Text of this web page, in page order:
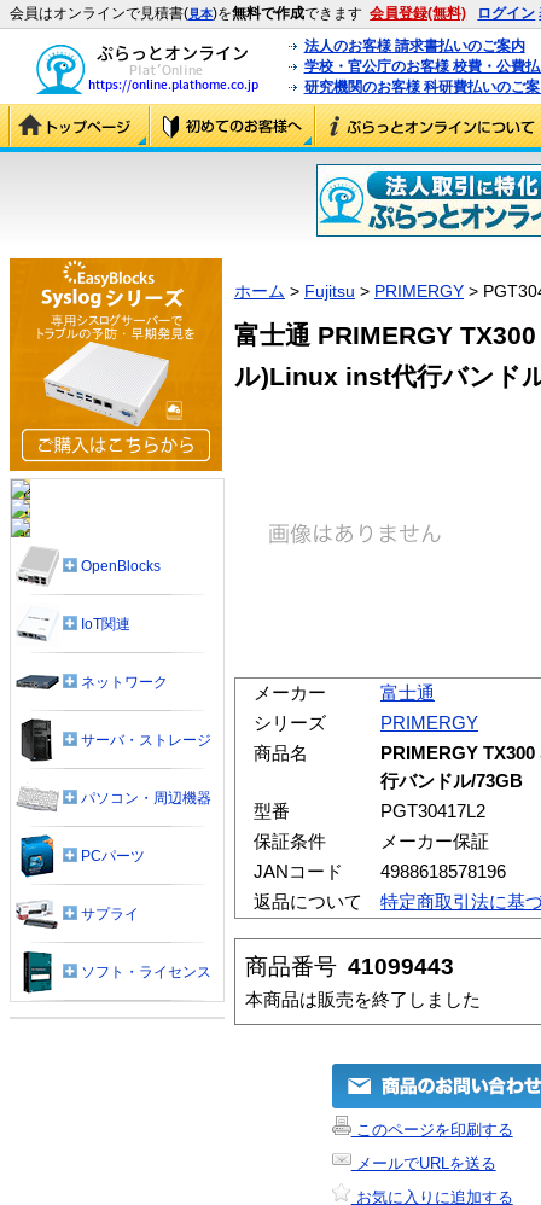
会員はオンラインで見積書(見本)を無料で作成できます 会員登録(無料) ログイン
法人のお客様 請求書払いのご案内
学校・官公庁のお客様 校費・公費
研究機関のお客様 科研費払いのご
ホーム > Fujitsu > PRIMERGY >
富士通 PRIMERGY
ル)Linux inst代行バンド
メーカー
富士通
シリーズ
PRIMERGY
商品名
PRIMERGY
行バンドル/73GB
型番
PGT30417L2
保証条件
メーカー保証
JANコード
4988618578196
返品について
特定商取引法に基
商品番号 41099443
本商品は販売を終了しました
このページを印刷する
メールでURLを送る
お気に入りに追加する
OpenBlocks
IoT関連
ネットワーク
サーバ・ストレージ
パソコン・周辺機器
PCパーツ
サプライ
ソフト・ライセンス